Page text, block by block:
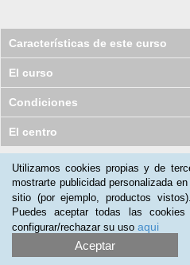
Características de este curso
El curso
Condiciones
El centro
Nuestros clientes opinan:
Jordi Capell.fajula
bueno
Utilizamos cookies propias y de
mostrarte publicidad personalizada
sitio (por ejemplo, productos
Puedes aceptar todas las
configurar/rechazar su uso aqui
Aceptar